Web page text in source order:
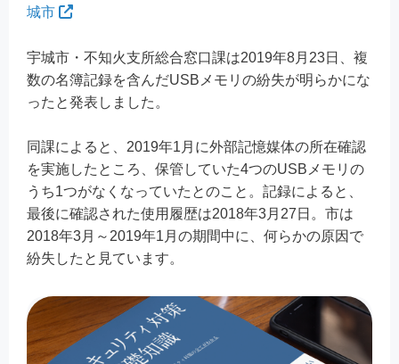
城市
宇城市・不知火支所総合窓口課は2019年8月23日、複
数の名簿記録を含んだUSBメモリの紛失が明らかにな
ったと発表しました。
同課によると、2019年1月に外部記憶媒体の所在確認
を実施したところ、保管していた4つのUSBメモリの
うち1つがなくなっていたとのこと。記録によると、
最後に確認された使用履歴は2018年3月27日。市は
2018年3月～2019年1月の期間中に、何らかの原因で
紛失したと見ています。